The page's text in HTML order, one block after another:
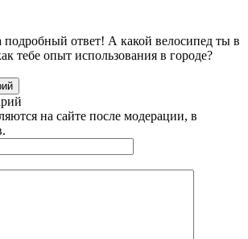
подробный ответ! А какой велосипед ты в
тебе опыт использования в городе?
на сайте после модерации, в